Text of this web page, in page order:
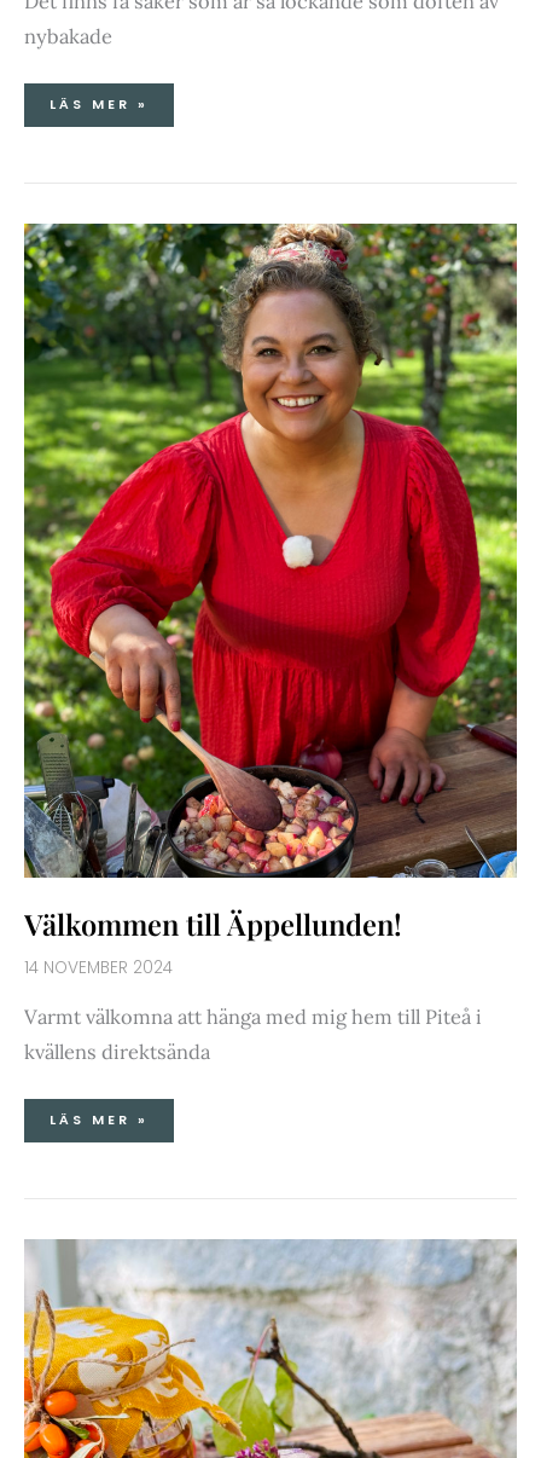
nybakade
LÄS MER »
Välkommen till Äppellunden!
14 NOVEMBER 2024
Varmt välkomna att hänga med mig hem till Piteå i
kvällens direktsända
VÄLKOMMEN
TILL
ÄPPELLUNDEN!
LÄS MER »
ÄPPELTIDER